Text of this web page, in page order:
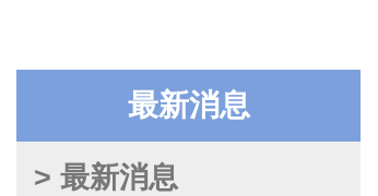
最新消息
> 最新消息